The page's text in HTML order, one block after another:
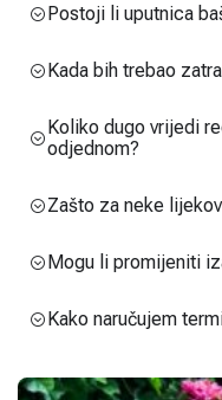
Postoji li uputnica
Kada bih trebao
Koliko dugo vrijedi
odjednom?
Zašto za neke
Mogu li promijeniti
Kako naručujem